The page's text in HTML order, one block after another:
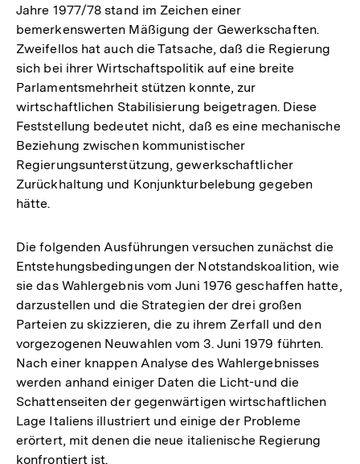
Auflösung
der
Fußnote
Jahre 1977/78 stand im Zeichen einer
bemerkenswerten Mäßigung der Gewerkschaften.
Zweifellos hat auch die Tatsache, daß die Regierung
sich bei ihrer Wirtschaftspolitik auf eine breite
Parlamentsmehrheit stützen konnte, zur
wirtschaftlichen Stabilisierung beigetragen. Diese
Feststellung bedeutet nicht, daß es eine mechanische
Beziehung zwischen kommunistischer
Regierungsunterstützung, gewerkschaftlicher
Zurückhaltung und Konjunkturbelebung gegeben
hätte.
Die folgenden Ausführungen versuchen zunächst die
Entstehungsbedingungen der Notstandskoalition, wie
sie das Wahlergebnis vom Juni 1976 geschaffen hatte,
darzustellen und die Strategien der drei großen
Parteien zu skizzieren, die zu ihrem Zerfall und den
vorgezogenen Neuwahlen vom 3. Juni 1979 führten.
Nach einer knappen Analyse des Wahlergebnisses
werden anhand einiger Daten die Licht-und die
Schattenseiten der gegenwärtigen wirtschaftlichen
Lage Italiens illustriert und einige der Probleme
erörtert, mit denen die neue italienische Regierung
konfrontiert ist.